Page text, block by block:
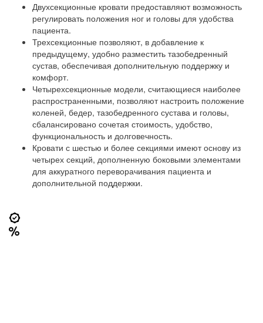
Двухсекционные кровати предоставляют возможность
регулировать положения ног и головы для удобства
пациента.
Трехсекционные позволяют, в добавление к
предыдущему, удобно разместить тазобедренный
сустав, обеспечивая дополнительную поддержку и
комфорт.
Четырехсекционные модели, считающиеся наиболее
распространенными, позволяют настроить положение
коленей, бедер, тазобедренного сустава и головы,
сбалансировано сочетая стоимость, удобство,
функциональность и долговечность.
Кровати с шестью и более секциями имеют основу из
четырех секций, дополненную боковыми элементами
для аккуратного переворачивания пациента и
дополнительной поддержки.